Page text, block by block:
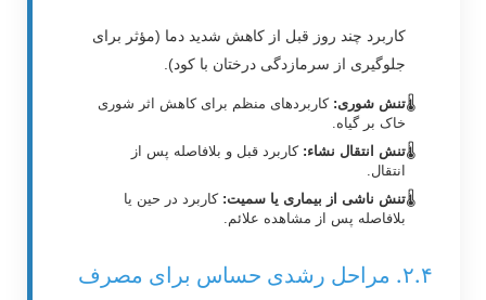
کاربرد چند روز قبل از کاهش شدید دما (مؤثر برای
جلوگیری از سرمازدگی درختان با کود).
تنش شوری: کاربردهای منظم برای کاهش اثر شوری
خاک بر گیاه.
تنش انتقال نشاء: کاربرد قبل و بلافاصله پس از
انتقال.
تنش ناشی از بیماری یا سمیت: کاربرد در حین یا
بلافاصله پس از مشاهده علائم.
۲.۴. مراحل رشدی حساس برای مصرف